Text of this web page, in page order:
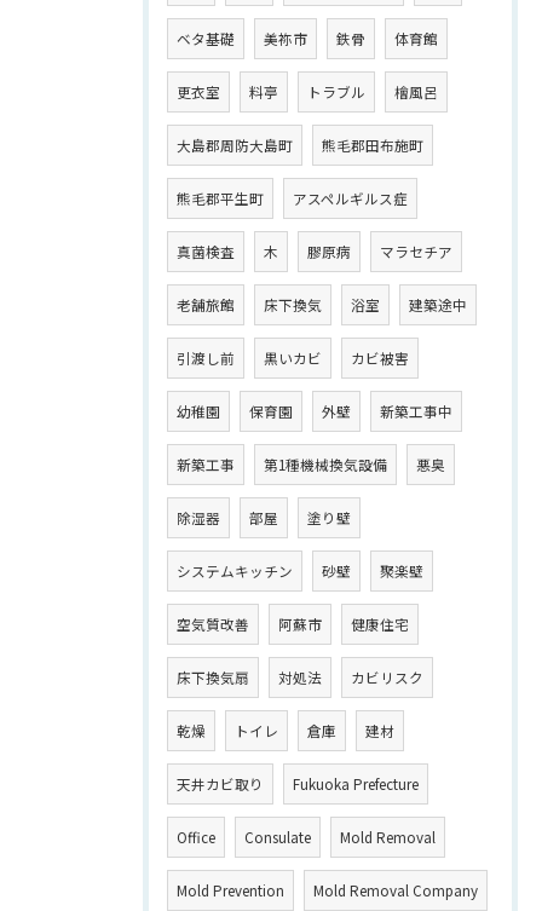
ベタ基礎 美祢市 鉄骨 体育館
更衣室 料亭 トラブル 檜風呂
大島郡周防大島町 熊毛郡田布施町
熊毛郡平生町 アスペルギルス症
真菌検査 木 膠原病 マラセチア
老舗旅館 床下換気 浴室 建築途中
引渡し前 黒いカビ カビ被害
幼稚園 保育園 外壁 新築工事中
新築工事 第1種機械換気設備 悪臭
除湿器 部屋 塗り壁
システムキッチン 砂壁 聚楽壁
空気質改善 阿蘇市 健康住宅
床下換気扇 対処法 カビリスク
乾燥 トイレ 倉庫 建材
天井カビ取り Fukuoka Prefecture
Office Consulate Mold Removal
Mold Prevention Mold Removal Company